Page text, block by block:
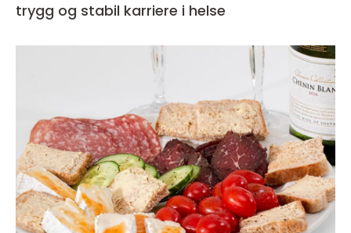
trygg og stabil karriere i helse